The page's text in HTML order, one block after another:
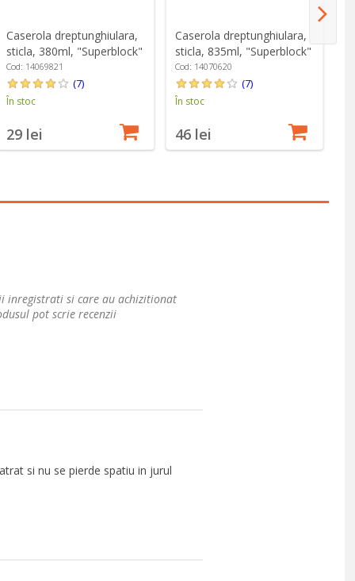
Caserola dreptunghiulara,
sticla, 380ml, "Superblock"
- Borgonovo
Cod: 14069821
(7)
În stoc
29 lei
Caserola dreptunghiulara,
sticla, 835ml, "Superblock"
- Borgonovo
Cod: 14070620
(7)
În stoc
46 lei
inregistrati si care au achizitionat
pot scrie recenzii
si nu se pierde spatiu in jurul